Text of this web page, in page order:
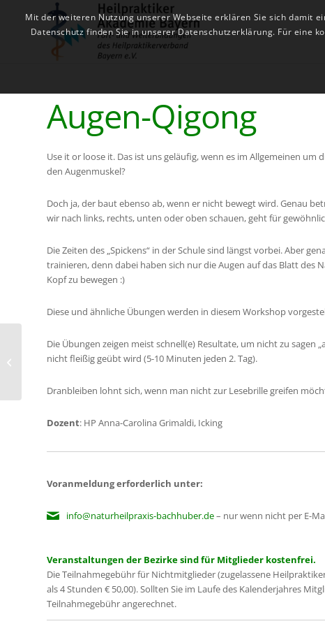
Augen-Qigong
Use it or loose it. Das ist uns geläufig, wenn es im Allgemeinen
den Augenmuskel?
Doch ja, der baut ebenso ab, wenn er nicht bewegt wird. Genau
wir nach links, rechts, unten oder oben schauen, geht für
Die Zeiten des „Spickens“ in der Schule sind längst vorbei. Aber
trainieren, denn dabei haben sich nur die Augen auf das Blatt des
Kopf zu bewegen :)
Diese und ähnliche Übungen werden in diesem Workshop
Die Übungen zeigen meist schnell(e) Resultate, um nicht zu sagen
nicht fleißig geübt wird (5-10 Minuten jeden 2. Tag).
Dranbleiben lohnt sich, wenn man nicht zur Lesebrille greifen
Dozent: HP Anna-Carolina Grimaldi, Icking
Voranmeldung erforderlich unter:
info@naturheilpraxis-bachhuber.de– nur wenn nicht per E-
Veranstaltungen der Bezirke sind für Mitglieder kostenfrei.
Die Teilnahmegebühr für Nichtmitglieder (zugelassene
als 4 Stunden € 50,00). Sollten Sie im Laufe des Kalenderjahres
Teilnahmegebühr angerechnet.
Männertraumen – Vom
Mit der weiteren Nutzung unserer Webseite erklären Sie sich damit
Datenschutz finden Sie in unserer Datenschutzerklärung. Für eine